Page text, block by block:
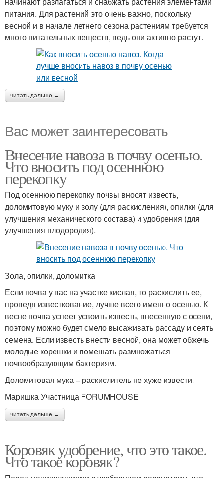
питания. Для растений это очень важно, поскольку
весной и в начале летнего сезона растениям требуется
много питательных веществ, ведь они активно растут.
читать дальше →
Вас может заинтересовать
Внесение навоза в почву осенью.
Что вносить под осеннюю
перекопку
Под осеннюю перекопку почвы вносят известь,
доломитовую муку и золу (для раскисления), опилки (для
улучшения механического состава) и удобрения (для
улучшения плодородия).
Зола, опилки, доломитка
Если почва у вас на участке кислая, то раскислить ее,
проведя известкование, лучше всего именно осенью. К
весне почва успеет усвоить известь, внесенную с осени,
поэтому можно будет смело высаживать рассаду и сеять
семена. Если известь внести весной, она может обжечь
молодые корешки и помешать размножаться
почвообразующим бактериям.
Доломитовая мука – раскислитель не хуже извести.
Маришка Участница FORUMHOUSE
читать дальше →
Коровяк удобрение, что это такое.
Что такое коровяк?